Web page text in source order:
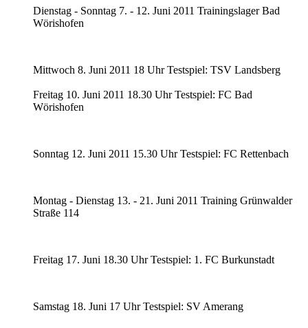
Dienstag - Sonntag 7. - 12. Juni 2011 Trainingslager Bad
Wörishofen
Mittwoch 8. Juni 2011 18 Uhr Testspiel: TSV Landsberg
Freitag 10. Juni 2011 18.30 Uhr Testspiel: FC Bad
Wörishofen
Sonntag 12. Juni 2011 15.30 Uhr Testspiel: FC Rettenbach
Montag - Dienstag 13. - 21. Juni 2011 Training Grünwalder
Straße 114
Freitag 17. Juni 18.30 Uhr Testspiel: 1. FC Burkunstadt
Samstag 18. Juni 17 Uhr Testspiel: SV Amerang